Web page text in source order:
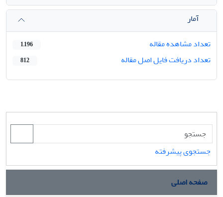
آمار
تعداد مشاهده مقاله
1,196
تعداد دریافت فایل اصل مقاله 812
جستجوی پیشرفته
صفحه اصلی